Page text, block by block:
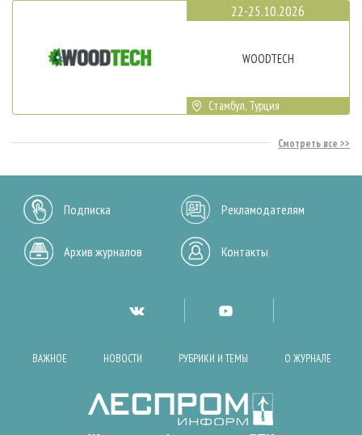
22-25.10.2026
WOODTECH
Стамбул, Турция
Смотреть все
Подписка Рекламодателям
Архив журналов Контакты
ВАЖНОЕ НОВОСТИ РУБРИКИ И ТЕМЫ О ЖУРНАЛЕ